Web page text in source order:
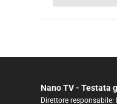
Nano TV - Testata
Direttore responsabile: